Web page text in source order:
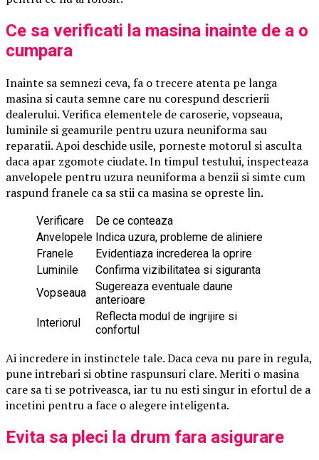
Ce sa verificati la masina inainte de a o
cumpara
Inainte sa semnezi ceva, fa o trecere atenta pe langa
masina si cauta semne care nu corespund descrierii
dealerului. Verifica elementele de caroserie, vopseaua,
luminile si geamurile pentru uzura neuniforma sau
reparatii. Apoi deschide usile, porneste motorul si asculta
daca apar zgomote ciudate. In timpul testului, inspecteaza
anvelopele pentru uzura neuniforma a benzii si simte cum
raspund franele ca sa stii ca masina se opreste lin.
Verificare
De ce conteaza
Anvelopele Indica uzura, probleme de aliniere
Franele
Evidentiaza increderea la oprire
Luminile
Confirma vizibilitatea si siguranta
Vopseaua
Sugereaza eventuale daune
anterioare
Interiorul
Reflecta modul de ingrijire si
confortul
Ai incredere in instinctele tale. Daca ceva nu pare in regula,
pune intrebari si obtine raspunsuri clare. Meriti o masina
care sa ti se potriveasca, iar tu nu esti singur in efortul de a
incetini pentru a face o alegere inteligenta.
Evita sa pleci la drum fara asigurare